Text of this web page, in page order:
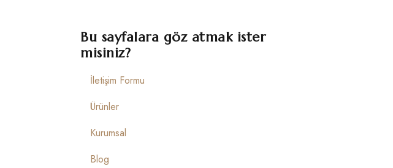
Bu sayfalara göz atmak ister
misiniz?
İletişim Formu
Ürünler
Kurumsal
Blog